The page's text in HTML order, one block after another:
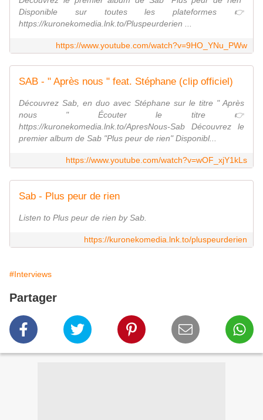
Disponible sur toutes les plateformes 👉
https://kuronekomedia.lnk.to/Pluspeurderien ...
https://www.youtube.com/watch?v=9HO_YNu_PWw
SAB - " Après nous " feat. Stéphane (clip officiel)
Découvrez Sab, en duo avec Stéphane sur le titre " Après
nous " Écouter le titre 👉
https://kuronekomedia.lnk.to/ApresNous-Sab Découvrez le
premier album de Sab "Plus peur de rien" Disponibl...
https://www.youtube.com/watch?v=wOF_xjY1kLs
Sab - Plus peur de rien
Listen to Plus peur de rien by Sab.
https://kuronekomedia.lnk.to/pluspeurderien
#Interviews
Partager